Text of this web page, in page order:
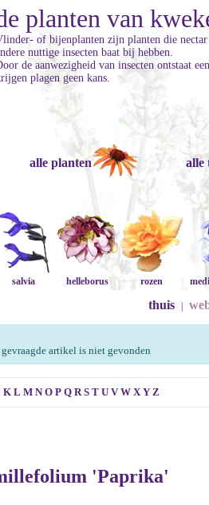
planten van
of bijenplanten zijn planten die
nuttige insecten baat bij hebben.
de aanwezigheid van insecten ontstaat
plagen geen kans.
alle planten alle
salvia helleborus rozen
thuis
artikel is niet gevonden
K L M N O P Q R S T U V W X Y Z
'Paprika'